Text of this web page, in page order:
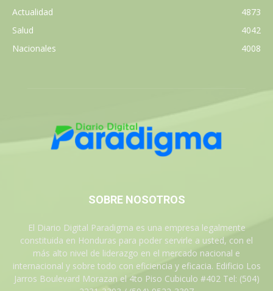
Actualidad
4873
Salud
4042
Nacionales
4008
SOBRE NOSOTROS
El Diario Digital Paradigma es una empresa legalmente
constituida en Honduras para poder servirle a usted, con el
más alto nivel de liderazgo en el mercado nacional e
internacional y sobre todo con eficiencia y eficacia. Edificio Los
Jarros Boulevard Morazan el 4to Piso Cubiculo #402 Tel: (504)